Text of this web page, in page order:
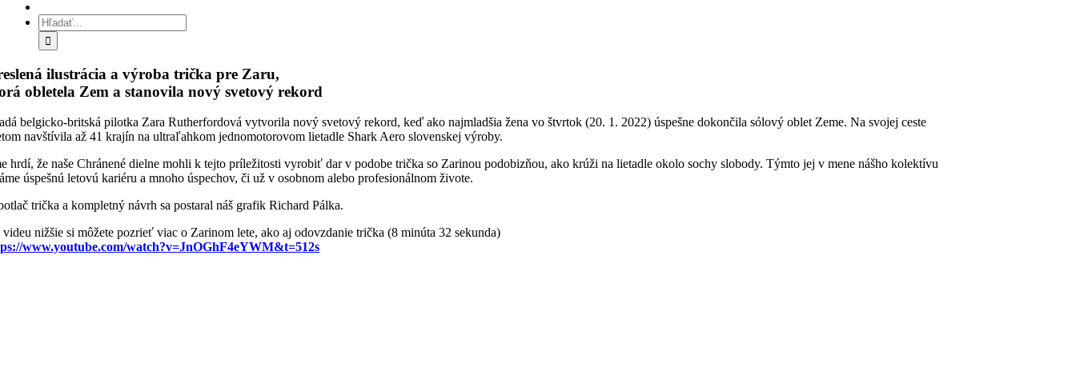
Hľadať:
ilustrácia a výroba trička pre Zaru,
obletela Zem a stanovila nový svetový rekord
belgicko-britská pilotka Zara Rutherfordová vytvorila nový svetový rekord, keď ako najmladšia žena vo štvrtok (20. 1. 2022) úspešne dokončila sólový oblet Zeme. Na svojej ceste
navštívila až 41 krajín na ultraľahkom jednomotorovom lietadle Shark Aero slovenskej výroby.
hrdí, že naše Chránené dielne mohli k tejto príležitosti vyrobiť dar v podobe trička so Zarinou podobizňou, ako krúži na lietadle okolo sochy slobody. Týmto jej v mene nášho kolektívu
úspešnú letovú kariéru a mnoho úspechov, či už v osobnom alebo profesionálnom živote.
trička a kompletný návrh sa postaral náš grafik Richard Pálka.
videu nižšie si môžete pozrieť viac o Zarinom lete, ako aj odovzdanie trička (8 minúta 32 sekunda)
www.youtube.com/watch?v=JnOGhF4eYWM&t=512s